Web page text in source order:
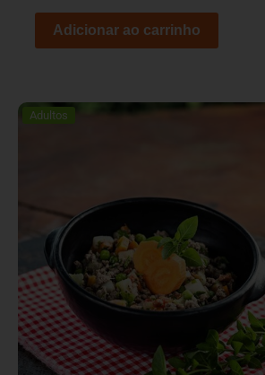
Adicionar ao carrinho
Adultos